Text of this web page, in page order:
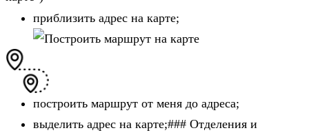
приблизить адрес на карте;
построить маршрут от меня до адреса;
выделить адрес на карте;### Отделения и